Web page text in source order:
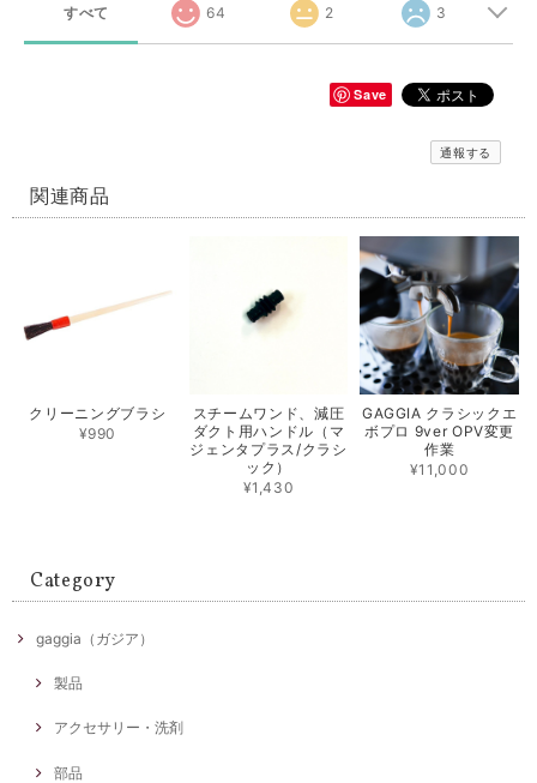
すべて 64 2 3
Save
通報する
関連商品
クリーニングブラシ
¥990
スチームワンド、減圧
ダクト用ハンドル（マ
ジェンタプラス/クラシ
ック）
¥1,430
GAGGIA クラシックエ
ボプロ 9ver OPV変更
作業
¥11,000
Category
gaggia（ガジア）
製品
アクセサリー・洗剤
部品